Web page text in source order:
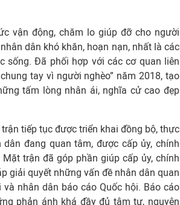
vận động, chăm lo giúp đỡ cho người
dân khó khăn, hoạn nạn, nhất là các
sống. Đã phối hợp với các cơ quan liên
tay vì người nghèo” năm 2018, tạo
tấm lòng nhân ái, nghĩa cử cao đẹp
tiếp tục được triển khai đồng bộ, thực
đang quan tâm, được cấp ủy, chính
trận đã góp phần giúp cấp ủy, chính
giải quyết những vấn đề nhân dân quan
nhân dân báo cáo Quốc hội. Báo cáo
phản ánh khá đầy đủ tâm tư, nguyện